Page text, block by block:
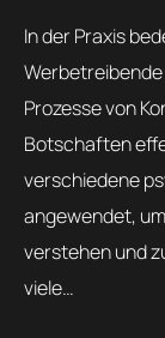
In der Praxis
Prozesse von
Botschaften
verschiedene
angewendet,
verstehen und
viele…